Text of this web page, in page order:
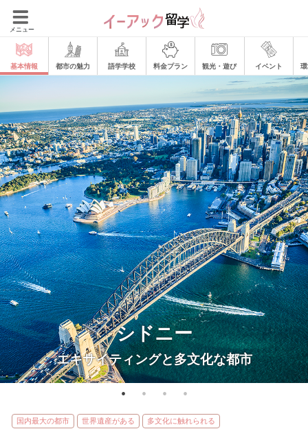
メニュー
基本情報 都市の魅力 語学学校 料金プラン 観光・遊び イベント
シドニー
エキサイティングと多文化な都市
国内最大の都市 世界遺産がある 多文化に触れられる